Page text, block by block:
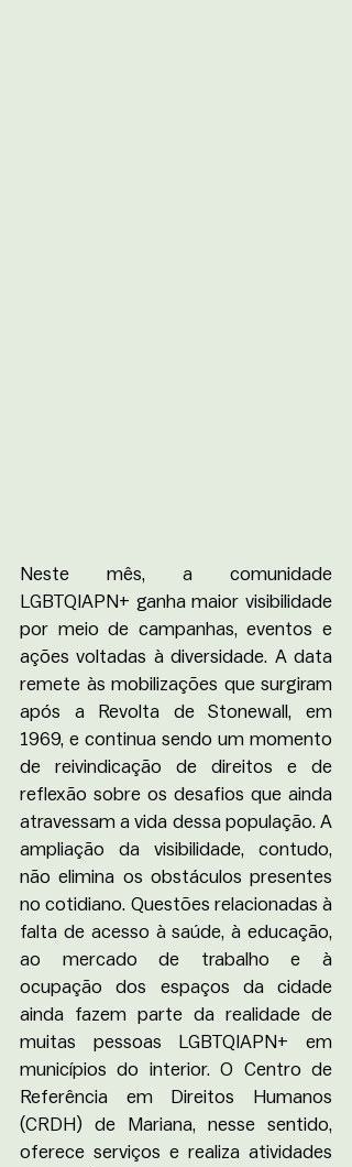
Neste mês, a comunidade
LGBTQIAPN+ ganha maior visibilidade
por meio de campanhas, eventos e
ações voltadas à diversidade. A data
remete às mobilizações que surgiram
após a Revolta de Stonewall, em
1969, e continua sendo um momento
de reivindicação de direitos e de
reflexão sobre os desafios que ainda
atravessam a vida dessa população. A
ampliação da visibilidade, contudo,
não elimina os obstáculos presentes
no cotidiano. Questões relacionadas à
falta de acesso à saúde, à educação,
ao mercado de trabalho e à
ocupação dos espaços da cidade
ainda fazem parte da realidade de
muitas pessoas LGBTQIAPN+ em
municípios do interior. O Centro de
Referência em Direitos Humanos
(CRDH) de Mariana, nesse sentido,
oferece serviços e realiza atividades